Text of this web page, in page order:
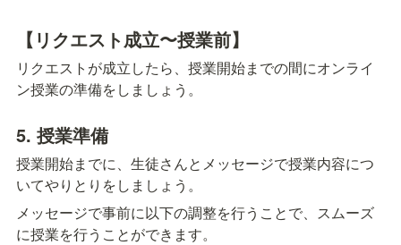
【リクエスト成立〜授業前】
リクエストが成立したら、授業開始までの間にオンライ
ン授業の準備をしましょう。
5. 授業準備
授業開始までに、生徒さんとメッセージで授業内容につ
いてやりとりをしましょう。
メッセージで事前に以下の調整を行うことで、スムーズ
に授業を行うことができます。